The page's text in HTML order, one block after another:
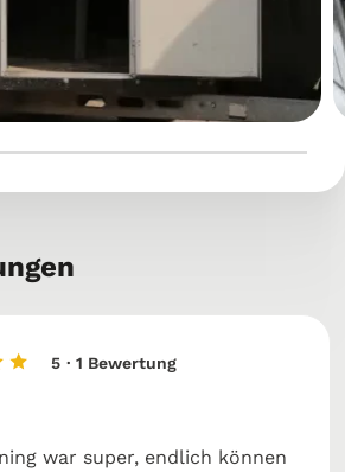
5 · 1 Bewertung
war super, endlich können